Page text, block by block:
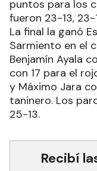
puntos para los
fueron 23-13, 23-
La final la ganó
Sarmiento en el
Benjamín Ayala
con 17 para el
y Máximo Jara
taninero. Los
25-13.
Recibí